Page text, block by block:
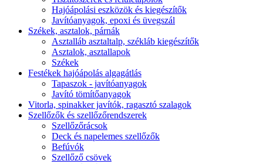
Hajóápolási eszközök és kiegészítők
Javítóanyagok, epoxi és üvegszál
Székek, asztalok, párnák
Asztalláb asztaltalp, székláb kiegészítők
Asztalok, asztallapok
Székek
Festékek hajóápolás algagátlás
Tapaszok - javítóanyagok
Javító tömítőanyagok
Vitorla, spinakker javítók, ragasztó szalagok
Szellőzők és szellőzőrendszerek
Szellőzőrácsok
Deck és napelemes szellőzők
Befúvók
Szellőző csövek